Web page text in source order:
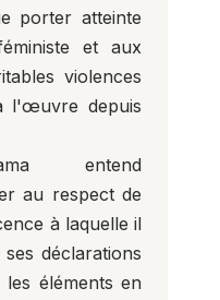
porter atteinte
et aux
violences
l'œuvre depuis
entend
au respect de
à laquelle il
déclarations
éléments en